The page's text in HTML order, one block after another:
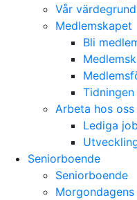
Vår värdegrund
Medlemskapet
Bli
Tidningen
Arbeta hos oss
Lediga
Seniorboende
Seniorboende